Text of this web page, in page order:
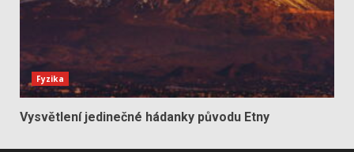
Fyzika
Vysvětlení jedinečné hádanky původu Etny